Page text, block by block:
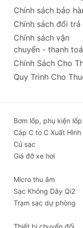
Chính sách bảo
Chính sách đổi trả
Chính sách vận
chuyển - thanh
Chính Sách Cho
Quy Trình Cho
Bơm lốp, phụ kiện lốp
Cáp C to C Xuất Hình
Củ sạc
Giá đỡ xe hơi
Micro thu âm
Sạc Không Dây Qi2
Trạm sạc dự phòng
Thiết bị chuyển đổi